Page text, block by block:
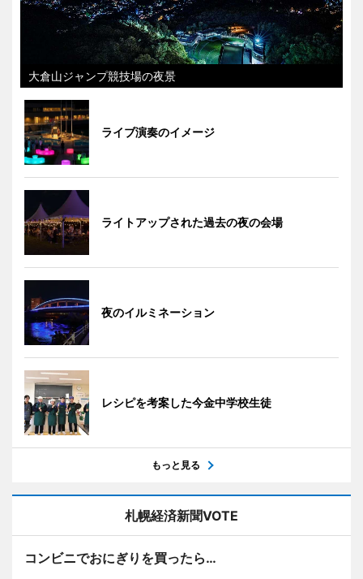
大倉山ジャンプ競技場の夜景
ライブ演奏のイメージ
ライトアップされた過去の夜の会場
夜のイルミネーション
レシピを考案した今金中学校生徒
もっと見る
札幌経済新聞VOTE
コンビニでおにぎりを買ったら…